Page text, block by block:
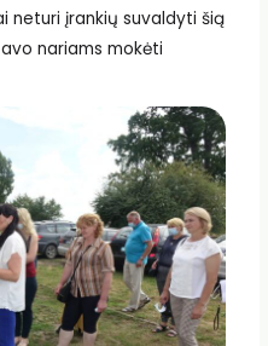
neturi įrankių suvaldyti šią
nariams mokėti